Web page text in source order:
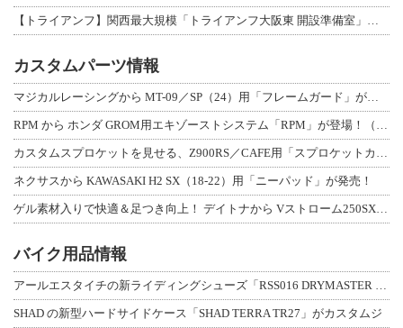
カスタムパーツ情報
ネクサスから KAWASAKI H2 SX（18-22）用「ニーパッド」が発売！
バイク用品情報
SHAD の新型ハードサイドケース「SHAD TERRA TR27」がカスタムジ